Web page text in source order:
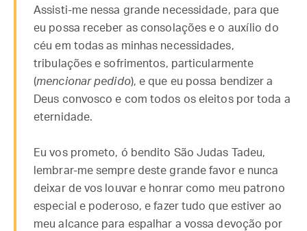
Assisti-me nessa grande necessidade, para que
eu possa receber as consolações e o auxílio do
céu em todas as minhas necessidades,
tribulações e sofrimentos, particularmente
(mencionar pedido), e que eu possa bendizer a
Deus convosco e com todos os eleitos por toda a
eternidade.
Eu vos prometo, ó bendito São Judas Tadeu,
lembrar-me sempre deste grande favor e nunca
deixar de vos louvar e honrar como meu patrono
especial e poderoso, e fazer tudo que estiver ao
meu alcance para espalhar a vossa devoção por